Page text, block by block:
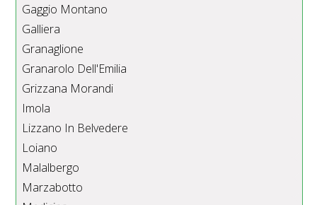
Gaggio Montano
Galliera
Granaglione
Granarolo Dell'Emilia
Grizzana Morandi
Imola
Lizzano In Belvedere
Loiano
Malalbergo
Marzabotto